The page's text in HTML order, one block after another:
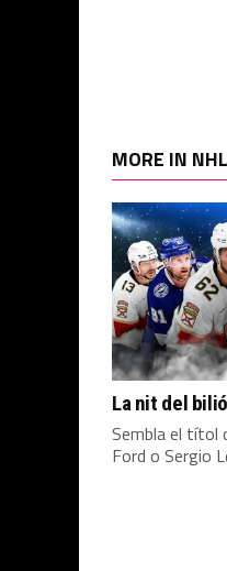
MORE IN NHL
La nit del
Sembla el títol
Ford o Sergio